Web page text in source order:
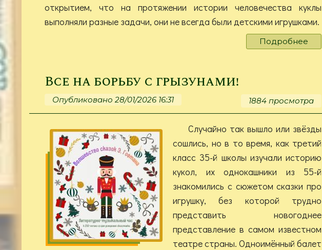
открытием, что на протяжении истории человечества куклы
выполняли разные задачи, они не всегда были детскими игрушками.
Подробнее
«Не
Все на борьбу с грызунами!
Опубликовано 28/01/2026 16:31 1884 просмотра
Случайно так вышло или звёзды
сошлись, но в то время, как третий
класс 35-й школы изучали историю
кукол, их однокашники из 55-й
знакомились с сюжетом сказки про
игрушку, без которой трудно
представить новогоднее
представление в самом известном
театре страны. Одноимённый балет